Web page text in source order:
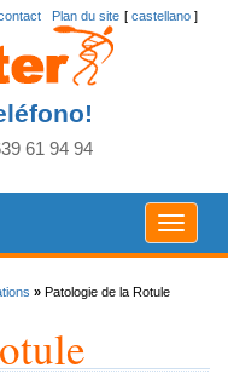
[ castellano ]
Plan du site
61 94 94
Toggle
» Patologie de la Rotule